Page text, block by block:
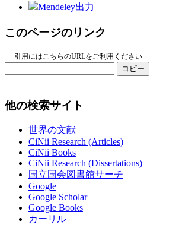
Mendeley出力
このページのリンク
引用にはこちらのURLをご利用ください
コピー
他の検索サイト
世界の文献
CiNii Research (Articles)
CiNii Books
CiNii Research (Dissertations)
国立国会図書館サーチ
Google
Google Scholar
Google Books
カーリル